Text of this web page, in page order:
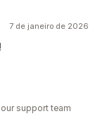
7 de janeiro de 2026
support team